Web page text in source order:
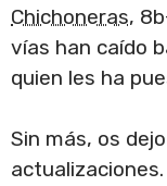
Chichoneras,
vías han caído
quien les ha
Sin más, os
actualizaciones.